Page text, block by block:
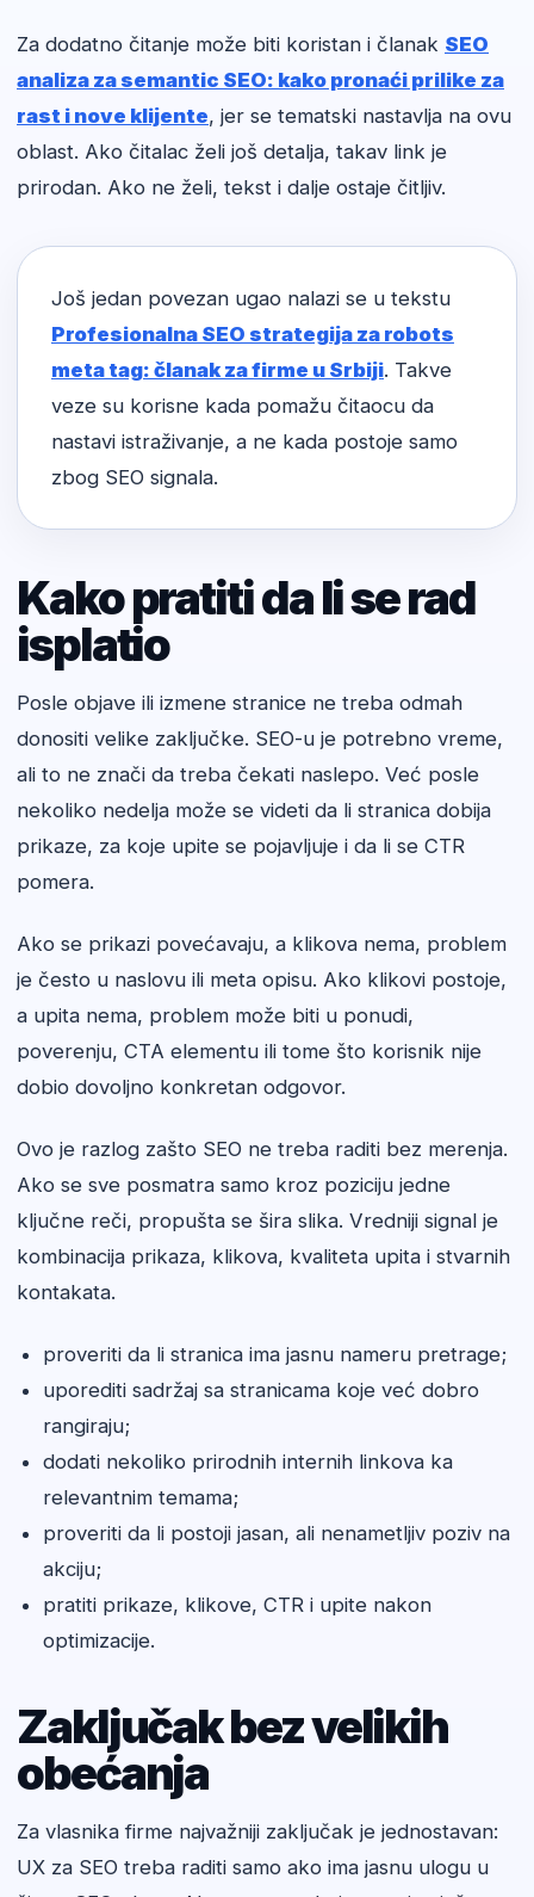
Za dodatno čitanje može biti koristan i članak SEO
analiza za semantic SEO: kako pronaći prilike za
rast i nove klijente, jer se tematski nastavlja na ovu
oblast. Ako čitalac želi još detalja, takav link je
prirodan. Ako ne želi, tekst i dalje ostaje čitljiv.
Još jedan povezan ugao nalazi se u tekstu
Profesionalna SEO strategija za robots
meta tag: članak za firme u Srbiji. Takve
veze su korisne kada pomažu čitaocu da
nastavi istraživanje, a ne kada postoje samo
zbog SEO signala.
Kako pratiti da li se rad
isplatio
Posle objave ili izmene stranice ne treba odmah
donositi velike zaključke. SEO-u je potrebno vreme,
ali to ne znači da treba čekati naslepo. Već posle
nekoliko nedelja može se videti da li stranica dobija
prikaze, za koje upite se pojavljuje i da li se CTR
pomera.
Ako se prikazi povećavaju, a klikova nema, problem
je često u naslovu ili meta opisu. Ako klikovi postoje,
a upita nema, problem može biti u ponudi,
poverenju, CTA elementu ili tome što korisnik nije
dobio dovoljno konkretan odgovor.
Ovo je razlog zašto SEO ne treba raditi bez merenja.
Ako se sve posmatra samo kroz poziciju jedne
ključne reči, propušta se šira slika. Vredniji signal je
kombinacija prikaza, klikova, kvaliteta upita i stvarnih
kontakata.
proveriti da li stranica ima jasnu nameru pretrage;
uporediti sadržaj sa stranicama koje već dobro
rangiraju;
dodati nekoliko prirodnih internih linkova ka
relevantnim temama;
proveriti da li postoji jasan, ali nenametljiv poziv na
akciju;
pratiti prikaze, klikove, CTR i upite nakon
optimizacije.
Zaključak bez velikih
obećanja
Za vlasnika firme najvažniji zaključak je jednostavan:
UX za SEO treba raditi samo ako ima jasnu ulogu u